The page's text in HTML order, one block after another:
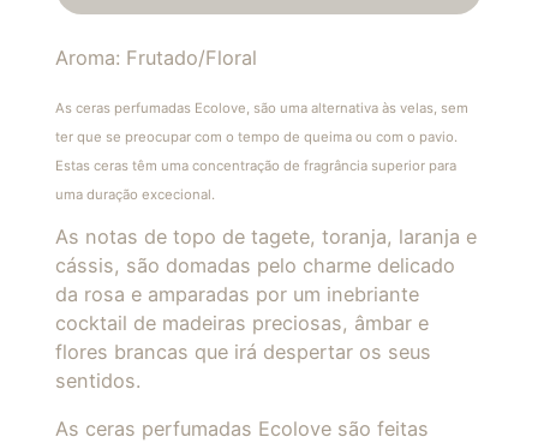
Aroma: Frutado/Floral
As ceras perfumadas Ecolove, são uma alternativa às velas, sem
ter que se preocupar com o tempo de queima ou com o pavio.
Estas ceras têm uma concentração de fragrância superior para
uma duração excecional.
As notas de topo de tagete, toranja, laranja e
cássis, são domadas pelo charme delicado
da rosa e amparadas por um inebriante
cocktail de madeiras preciosas, âmbar e
flores brancas que irá despertar os seus
sentidos.
As ceras perfumadas Ecolove são feitas